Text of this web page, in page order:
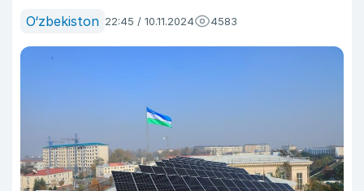
O‘zbekiston 22:45 / 10.11.2024 4583